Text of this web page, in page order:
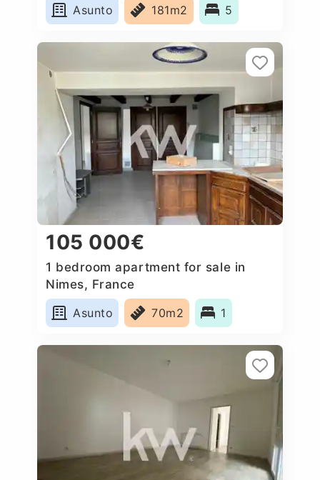
Asunto
181m2 5
105 000€
1 bedroom apartment for sale in
Nimes, France
Asunto
70m2 1